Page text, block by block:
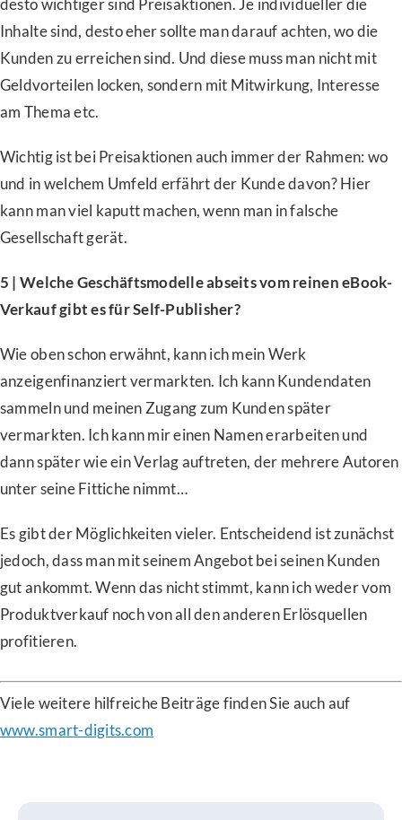
desto wichtiger sind Preisaktionen. Je individueller die
Inhalte sind, desto eher sollte man darauf achten, wo die
Kunden zu erreichen sind. Und diese muss man nicht mit
Geldvorteilen locken, sondern mit Mitwirkung, Interesse
am Thema etc.
Wichtig ist bei Preisaktionen auch immer der Rahmen: wo
und in welchem Umfeld erfährt der Kunde davon? Hier
kann man viel kaputt machen, wenn man in falsche
Gesellschaft gerät.
5 | Welche Geschäftsmodelle abseits vom reinen eBook-
Verkauf gibt es für Self-Publisher?
Wie oben schon erwähnt, kann ich mein Werk
anzeigenfinanziert vermarkten. Ich kann Kundendaten
sammeln und meinen Zugang zum Kunden später
vermarkten. Ich kann mir einen Namen erarbeiten und
dann später wie ein Verlag auftreten, der mehrere Autoren
unter seine Fittiche nimmt…
Es gibt der Möglichkeiten vieler. Entscheidend ist zunächst
jedoch, dass man mit seinem Angebot bei seinen Kunden
gut ankommt. Wenn das nicht stimmt, kann ich weder vom
Produktverkauf noch von all den anderen Erlösquellen
profitieren.
Viele weitere hilfreiche Beiträge finden Sie auch auf
www.smart-digits.com